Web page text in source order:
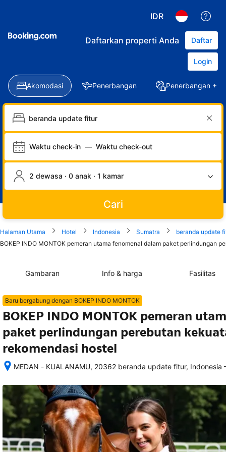
IDR
Daftarkan properti Anda Daftar
Login
Akomodasi Penerbangan Penerbangan +
Waktu check-in — Waktu check-out
2 dewasa · 0 anak · 1 kamar
Cari
Halaman Utama Hotel Indonesia Sumatra
beranda update
BOKEP INDO MONTOK pemeran utama fenomenal dalam paket perlindungan
Gambaran Info & harga Fasilitas
Baru bergabung dengan BOKEP INDO MONTOK
BOKEP INDO MONTOK pemeran
paket perlindungan perebutan
rekomendasi hostel
MEDAN - KUALANAMU, 20362 beranda update fitur, Indonesia
memesan,
semua
rincian
akomodasi
termasuk
nomor
telepon